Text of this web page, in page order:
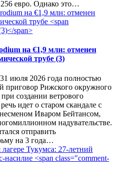
евро. Однако это…
на €1,9 млн: отменен
трубе (3)
июля 2026 года полностью
приговор Рижского окружного
создании ветрового
идет о старом скандале с
Иваром Бейтансом,
надувательстве.
отправить
на 3 года…